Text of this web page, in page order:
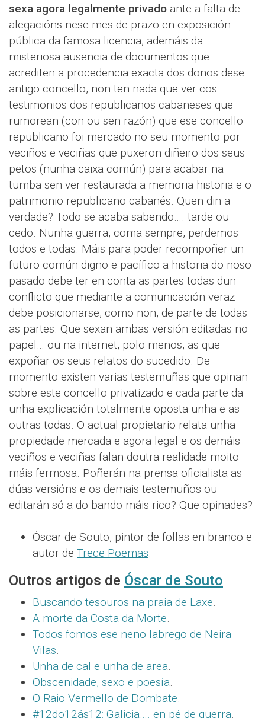
sexa agora legalmente privado ante a falta de
alegacións nese mes de prazo en exposición
pública da famosa licencia, ademáis da
misteriosa ausencia de documentos que
acrediten a procedencia exacta dos donos dese
antigo concello, non ten nada que ver cos
testimonios dos republicanos cabaneses que
rumorean (con ou sen razón) que ese concello
republicano foi mercado no seu momento por
veciños e veciñas que puxeron diñeiro dos seus
petos (nunha caixa común) para acabar na
tumba sen ver restaurada a memoria historia e o
patrimonio republicano cabanés. Quen din a
verdade? Todo se acaba sabendo…. tarde ou
cedo. Nunha guerra, coma sempre, perdemos
todos e todas. Máis para poder recompoñer un
futuro común digno e pacífico a historia do noso
pasado debe ter en conta as partes todas dun
conflicto que mediante a comunicación veraz
debe posicionarse, como non, de parte de todas
as partes. Que sexan ambas versión editadas no
papel… ou na internet, polo menos, as que
expoñar os seus relatos do sucedido. De
momento existen varias testemuñas que opinan
sobre este concello privatizado e cada parte da
unha explicación totalmente oposta unha e as
outras todas. O actual propietario relata unha
propiedade mercada e agora legal e os demáis
veciños e veciñas falan doutra realidade moito
máis fermosa. Poñerán na prensa oficialista as
dúas versións e os demais testemuños ou
editarán só a do bando máis rico? Que opinades?
Óscar de Souto, pintor de follas en branco e
autor de Trece Poemas.
Outros artigos de Óscar de Souto
Buscando tesouros na praia de Laxe.
A morte da Costa da Morte.
Todos fomos ese neno labrego de Neira
Vilas.
Unha de cal e unha de area.
Obscenidade, sexo e poesía.
O Raio Vermello de Dombate.
#12do12ás12: Galicia…. en pé de guerra.